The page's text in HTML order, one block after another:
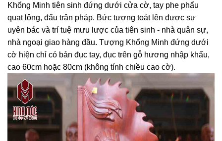
Khổng Minh tiên sinh đứng dưới cửa cờ, tay phe phẩu
quạt lông, đấu trận pháp. Bức tượng toát lên được sự
uyên bác và trí tuệ mưu lược của tiên sinh - nhà quân sự,
nhà ngoại giao hàng đầu. Tượng Khổng Minh đứng dưới
cờ hiện chỉ có bản đục tay, đục trên gỗ hương nhập khẩu,
cao 60cm hoặc 80cm (không tính chiều cao cờ).